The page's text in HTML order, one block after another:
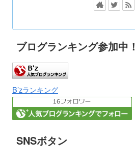
ブログランキング参加中！
B’zランキング
SNSボタン